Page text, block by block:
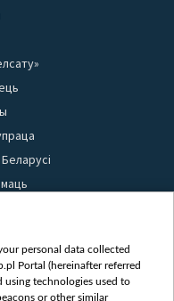
personal data collected
Portal (hereinafter referred
using technologies used to
or other similar